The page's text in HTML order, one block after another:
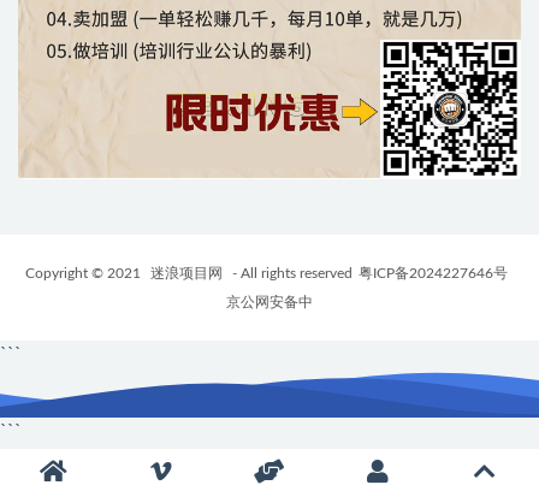
Copyright © 2021 迷浪项目网 - All rights reserved 粤ICP备2024227646号
京公网安备中
```
```